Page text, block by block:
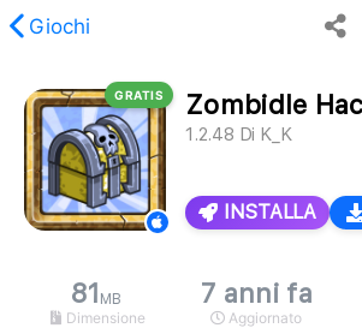
Giochi
contenuto richiesto non è stato trovato.
GRATIS Zombidle
1.2.48 Di K_K
INSTALLA
81 MB
Dimensione
7 anni fa
Aggiornato